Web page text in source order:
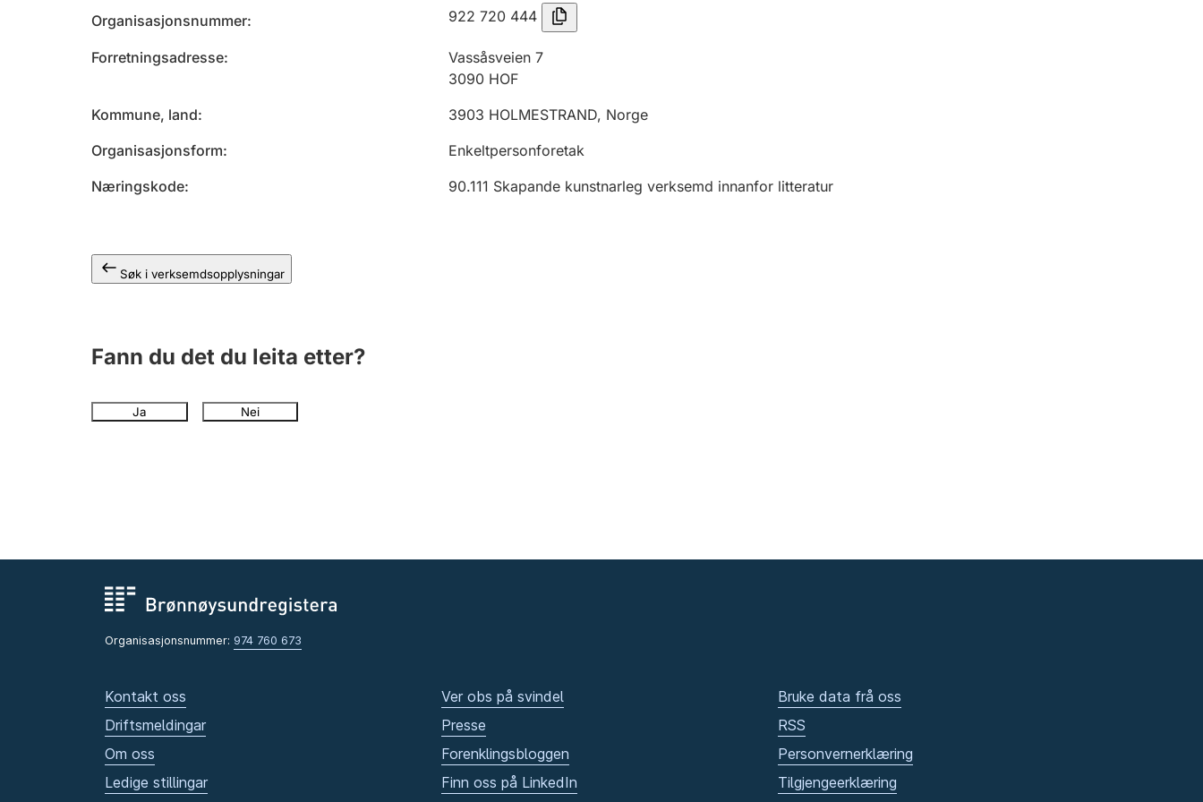
Organisasjonsnummer 922 720 444
Forretningsadresse
Vassåsveien 7
3090 HOF
Kommune, land
3903 HOLMESTRAND, Norge
Organisasjonsform
Enkeltpersonforetak
Næringskode
90.111 Skapande kunstnarleg verksemd innanfor litteratur
Søk i verksemdsopplysningar
Fann du det du leita etter?
Ja Nei
Organisasjonsnummer: 974 760 673
Kontakt oss
Driftsmeldingar
Om oss
Ledige stillingar
Ver obs på svindel
Presse
Forenklingsbloggen
Finn oss på LinkedIn
Bruke data frå oss
RSS
Personvernerklæring
Tilgjengeerklæring